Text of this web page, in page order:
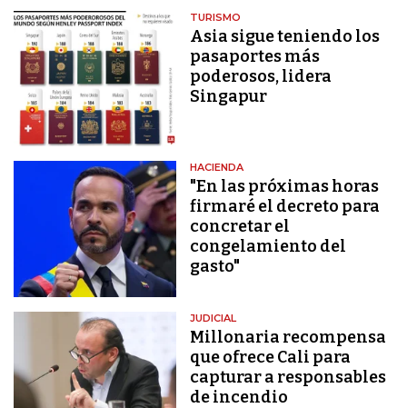
TURISMO
Asia sigue teniendo los
pasaportes más
poderosos, lidera
Singapur
HACIENDA
"En las próximas horas
firmaré el decreto para
concretar el
congelamiento del
gasto"
JUDICIAL
Millonaria recompensa
que ofrece Cali para
capturar a responsables
de incendio